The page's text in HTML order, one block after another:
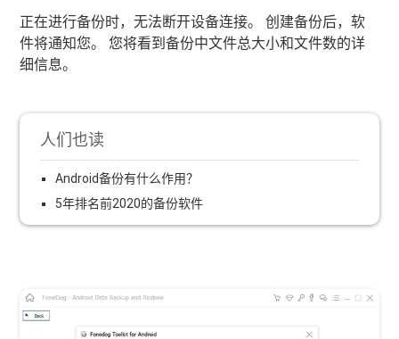
正在进行备份时，无法断开设备连接。 创建备份后，软
件将通知您。 您将看到备份中文件总大小和文件数的详
细信息。
人们也读
Android备份有什么作用？
5年排名前2020的备份软件